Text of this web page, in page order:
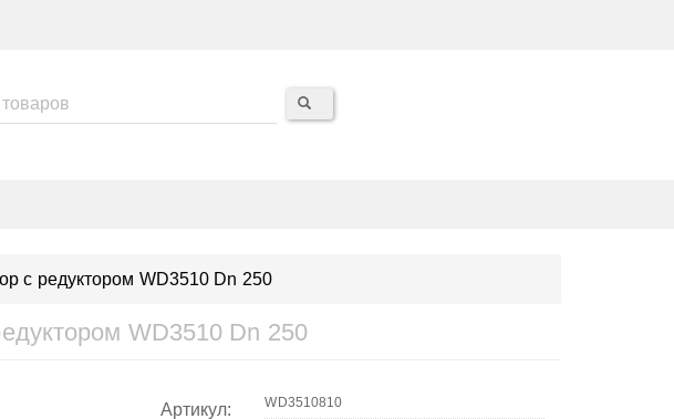
с редуктором WD3510 Dn 250
WD3510 Dn 250
Артикул: